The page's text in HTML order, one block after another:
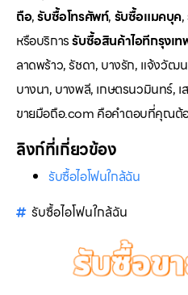
ถือ,รับซื้อโทรศัพท์, รับซื้อแมคบุค,
หรือบริการรับซื้อสินค้าไอทีกรุงเ
ลาดพร้าว, รัชดา, บางรัก, แจ้งวัฒ
บางนา, บางพลี, เกษตรนวมินทร์,
ขายมือถือ.com คือคำตอบที่คุณต้
ลิงก์ที่เกี่ยวข้อง
รับซื้อไอโฟนใกล้ฉัน
รับซื้อไอโฟนใกล้ฉัน